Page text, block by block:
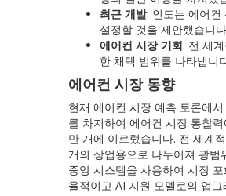
최근 개발: 인도는 에어컨
설정할 것을 제안했습니
에어컨 시장 기회: 전 세
한 채택 범위를 나타냅니
에어컨 시장 동향
현재 에어컨 시장 예측 토론에
를 차지하여 에어컨 시장 통찰
만 개에 이르렀습니다. 전 세계
개의 상업용으로 나누어져 광
중앙 시스템을 사용하여 시장
율적이고 AI 지원 모델로의 업